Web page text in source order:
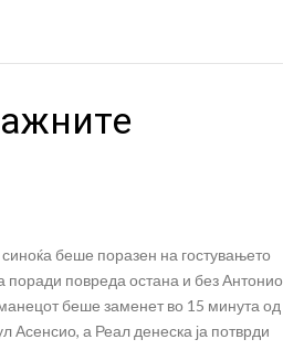
беше поразен на гостувањето
поради повреда остана и без Антонио
беше заменет во 15 минута од
Асенсио, а Реал денеска ја потврди